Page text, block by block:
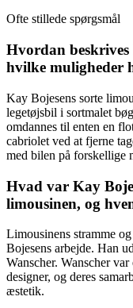
Ofte stillede spørgsmål
Hvordan beskrives
hvilke muligheder
Kay Bojesens sorte
legetøjsbil i sortmalet
omdannes til enten en
cabriolet ved at fjerne
med bilen på forskellige
Hvad var Kay
limousinen, og
Limousinens stramme
Bojesens arbejde. Han
Wanscher. Wanscher
designer, og deres
æstetik.